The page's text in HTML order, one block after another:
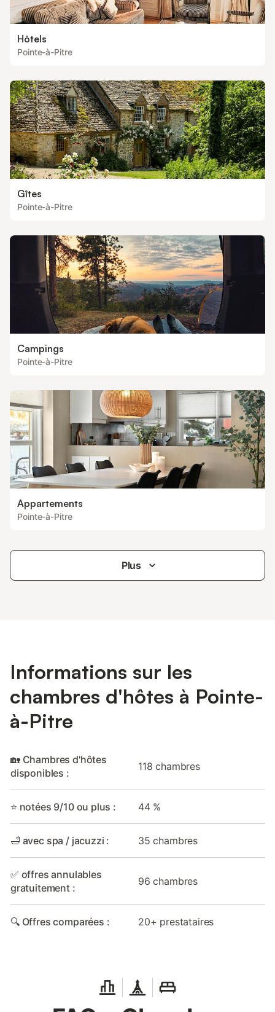
Hôtels
Pointe-à-Pitre
Gîtes
Pointe-à-Pitre
Campings
Pointe-à-Pitre
Appartements
Pointe-à-Pitre
Plus
Informations sur les
chambres d'hôtes à Pointe-
à-Pitre
🏡 Chambres d'hôtes
disponibles :
118 chambres
⭐ notées 9/10 ou plus : 44 %
🛁 avec spa / jacuzzi : 35 chambres
✅ offres annulables
gratuitement :
96 chambres
🔍 Offres comparées : 20+ prestataires